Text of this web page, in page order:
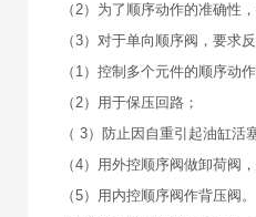
（2）为了顺序动作的准确性
（3）对于单向顺序阀，要求
（1）控制多个元件的顺序动作
（2）用于保压回路；
（ 3）防止因自重引起油缸活
（4）用外控顺序阀做卸荷阀
（5）用内控顺序阀作背压阀。